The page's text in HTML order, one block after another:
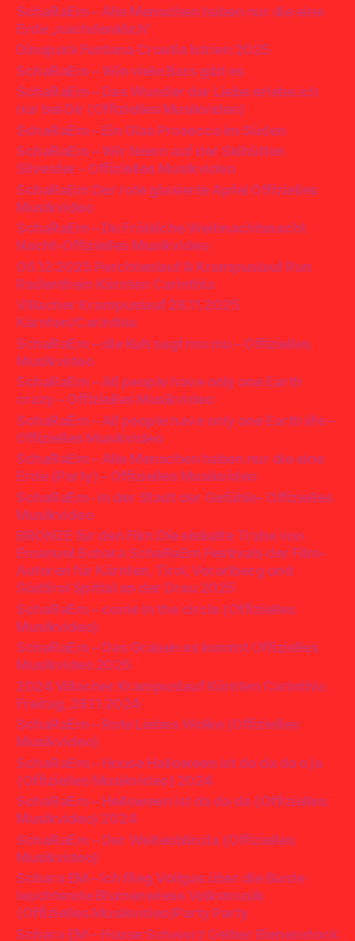
SchaRaEm – Alle Menschen haben nur die eine
Erde „nachdenklich“
Dinopark Funtana Croatia Istrien 2025
SchaRaEm – Wie viele Bars gibt es
SchaRaEm – Das Wunder der Liebe erlebe ich
nur bei Dir (Offizielles Musikvideo)
SchaRaEm – Ein Glas Prosecco im Süden
SchaRaEm – Wir feiern auf der Skihütten
Silvester – Offizielles Musikvideo
SchaRaEm Der rote glasierte Apfel Offizielles
Musikvideo
SchaRaEm – Du Fröhliche Weihnachtsnacht
Nacht-Offizielles Musikvideo
05.12.2025 Perchtenlauf & Krampuslauf Run
Radenthein Kärnten Carinthia
Villacher Krampuslauf 28.11.2025
Kärnten/Carinthia
SchaRaEm – die Kuh sagt mu mu – Offizielles
Musikvideo
SchaRaEm – All people have only one Earth
crazy – Offizielles Musikvideo
SchaRaEm – All people have only one Earth life –
Offizielles Musikvideo
SchaRaEm – Alle Menschen haben nur die eine
Erde (Party) – Offizielles Musikvideo
SchaRaEm -In der Stadt der Gefühle- Offizielles
Musikvideo
BRONZE für den Film Die eiskalte Truhe von
Emanuel Schara SchaRaEm Festivals der Film-
Autoren für Kärnten, Tirol, Vorarlberg und
Südtirol Spittal an der Drau 2025
SchaRaEm – come in the circle (Offizielles
Musikvideo)
SchaRaEm – Das Grauen es kommt Offizielles
Musikvideo 2025
2024 Villacher Krampuslauf Kärnten Carinthia
Freitag, 29.11.2024
SchaRaEm – Rote Liebes Wolke (Offizielles
Musikvideo)
SchaRaEm – House Halloween ist da da da o ja
(Offizielles Musikvideo) 2024
SchaRaEm – Helloween ist da da da (Offizielles
Musikvideo) 2024
SchaRaEm – Der Weltenblinzla (Offizielles
Musikvideo)
Schara EM – Ich flieg Vollgas über die Bunte
leuchtende Blumenwiese Volksmusik
(Offizielles Musikvideo)Party Party
Schara EM – House Schwarz Gelber Bienenstock